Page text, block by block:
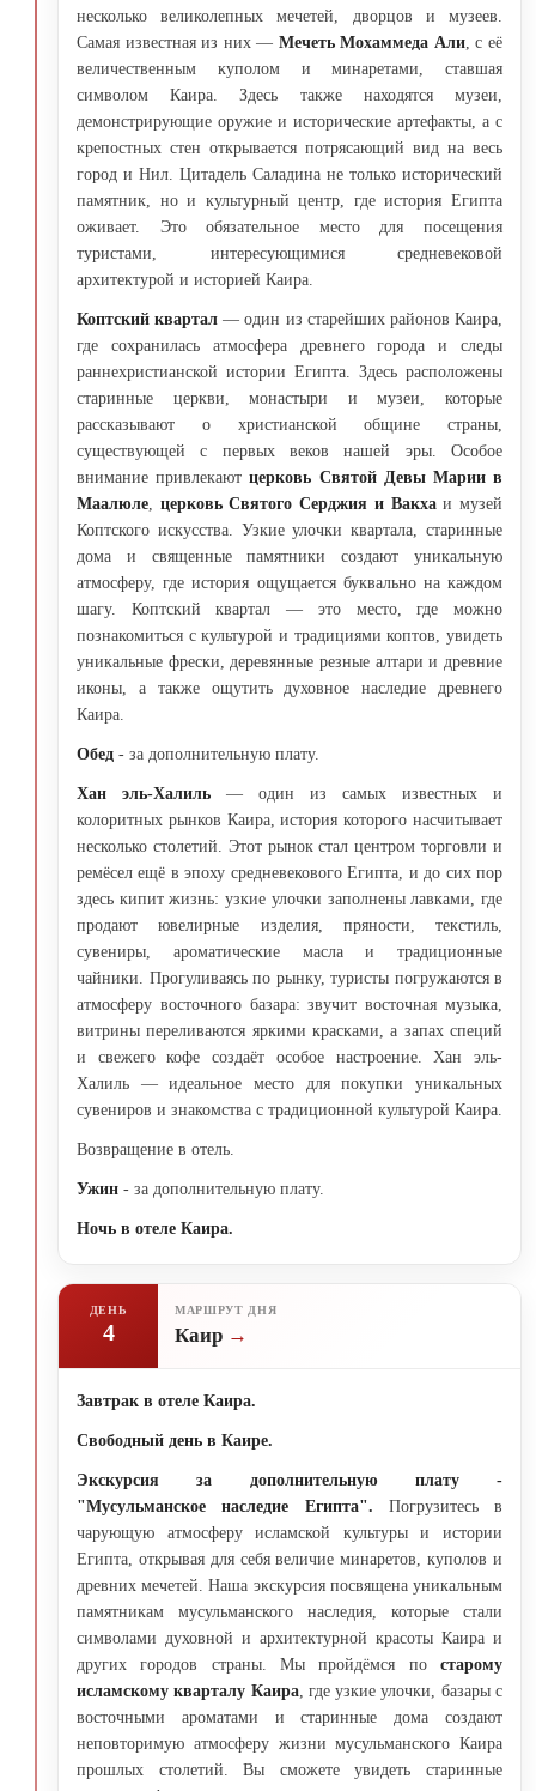
несколько великолепных мечетей, дворцов и музеев.
Самая известная из них — Мечеть Мохаммеда Али, с её
величественным куполом и минаретами, ставшая
символом Каира. Здесь также находятся музеи,
демонстрирующие оружие и исторические артефакты, а с
крепостных стен открывается потрясающий вид на весь
город и Нил. Цитадель Саладина не только исторический
памятник, но и культурный центр, где история Египта
оживает. Это обязательное место для посещения
туристами, интересующимися средневековой
архитектурой и историей Каира.
Коптский квартал — один из старейших районов Каира,
где сохранилась атмосфера древнего города и следы
раннехристианской истории Египта. Здесь расположены
старинные церкви, монастыри и музеи, которые
рассказывают о христианской общине страны,
существующей с первых веков нашей эры. Особое
внимание привлекаютцерковь Святой Девы Марии в
Маалюле
церковь Святого Серджия и Вакхаи музей
Коптского искусства. Узкие улочки квартала, старинные
дома и священные памятники создают уникальную
атмосферу, где история ощущается буквально на каждом
шагу. Коптский квартал — это место, где можно
познакомиться с культурой и традициями коптов, увидеть
уникальные фрески, деревянные резные алтари и древние
иконы, а также ощутить духовное наследие древнего
Каира.
Обед - за дополнительную плату.
Хан эль-Халиль — один из самых известных и
колоритных рынков Каира, история которого насчитывает
несколько столетий. Этот рынок стал центром торговли и
ремёсел ещё в эпоху средневекового Египта, и до сих пор
здесь кипит жизнь: узкие улочки заполнены лавками, где
продают ювелирные изделия, пряности, текстиль,
сувениры, ароматические масла и традиционные
чайники. Прогуливаясь по рынку, туристы погружаются в
атмосферу восточного базара: звучит восточная музыка,
витрины переливаются яркими красками, а запах специй
и свежего кофе создаёт особое настроение. Хан эль-
Халиль — идеальное место для покупки уникальных
сувениров и знакомства с традиционной культурой Каира.
Возвращение в отель.
Ужин - за дополнительную плату.
Ночь в отеле Каира.
ДЕНЬ
4
МАРШРУТ ДНЯ
Каир
Завтрак в отеле Каира.
Свободный день в Каире.
Экскурсия за дополнительную плату -
"Мусульманское наследие Египта". Погрузитесь в
чарующую атмосферу исламской культуры и истории
Египта, открывая для себя величие минаретов, куполов и
древних мечетей. Наша экскурсия посвящена уникальным
памятникам мусульманского наследия, которые стали
символами духовной и архитектурной красоты Каира и
других городов страны. Мы пройдёмся по старому
исламскому кварталу Каира, где узкие улочки, базары с
восточными ароматами и старинные дома создают
неповторимую атмосферу жизни мусульманского Каира
прошлых столетий. Вы сможете увидеть старинные